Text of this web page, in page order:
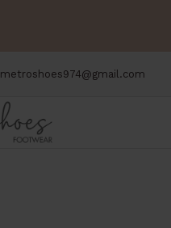
metroshoes974@gmail.com